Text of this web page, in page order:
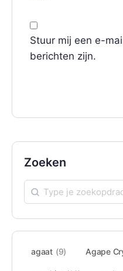
Stuur mij een e-
berichten zijn.
Zoeken
agaat (9) Agape